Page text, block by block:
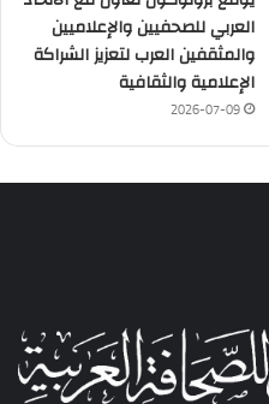
العربي للصحفيين والإعلاميين
والمثقفين العرب لتعزيز الشراكة
الإعلامية والثقافية
2026-07-09